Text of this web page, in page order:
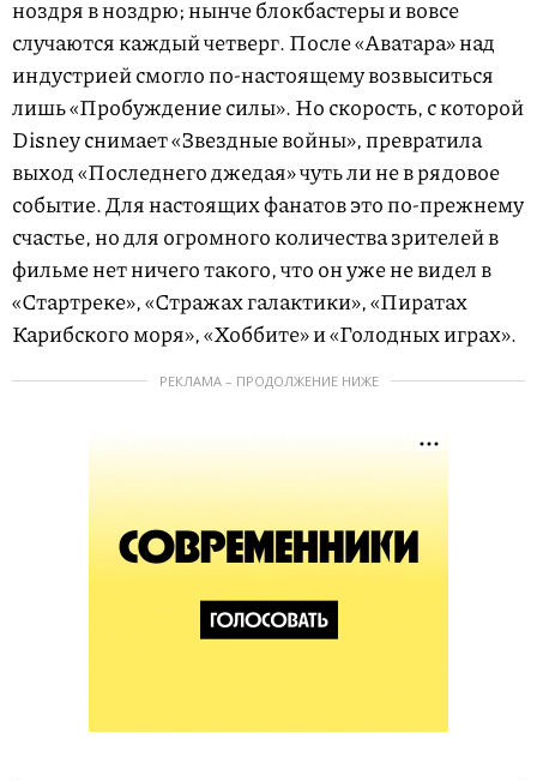
ноздря в ноздрю; нынче блокбастеры и вовсе
случаются каждый четверг. После «Аватара» над
индустрией смогло по-настоящему возвыситься
лишь «Пробуждение силы». Но скорость, с которой
Disney снимает «Звездные войны», превратила
выход «Последнего джедая» чуть ли не в рядовое
событие. Для настоящих фанатов это по-прежнему
счастье, но для огромного количества зрителей в
фильме нет ничего такого, что он уже не видел в
«Стартреке», «Стражах галактики», «Пиратах
Карибского моря», «Хоббите» и «Голодных играх».
РЕКЛАМА – ПРОДОЛЖЕНИЕ НИЖЕ